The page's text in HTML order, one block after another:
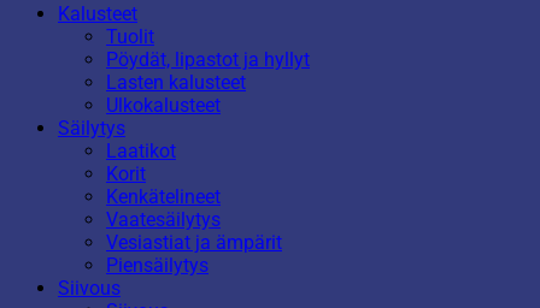
Kalusteet
Tuolit
Pöydät, lipastot ja hyllyt
Lasten kalusteet
Ulkokalusteet
Säilytys
Laatikot
Korit
Kenkätelineet
Vaatesäilytys
Vesiastiat ja ämpärit
Piensäilytys
Siivous